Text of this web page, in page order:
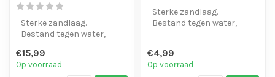
- Sterke zandlaag.
- Bestand tegen water,
- Is eenvo...
€15,99
Op voorraad
- Sterke zandlaag.
- Bestand tegen water,
€4,99
Op voorraad